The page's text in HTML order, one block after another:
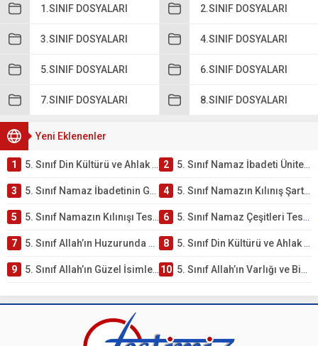
1.SINIF DOSYALARI 2.SINIF DOSYALARI
3.SINIF DOSYALARI 4.SINIF DOSYALARI
5.SINIF DOSYALARI 6.SINIF DOSYALARI
7.SINIF DOSYALARI 8.SINIF DOSYALARI
Yeni Eklenenler
1 5. Sınıf Din Kültürü ve Ahlak Bilgisi 2. Ünite: Namaz İbadeti Çalışmaları 2 5. Sınıf Namaz İbadeti Ünite Testi – Online Çöz
3 5. Sınıf Namaz İbadetinin Getirdiği Faydalar Testi 4 5. Sınıf Namazın Kılınış Şartları Testi
5 5. Sınıf Namazın Kılınışı Testi – Online Çöz 6 5. Sınıf Namaz Çeşitleri Testi – Online Çöz
7 5. Sınıf Allah’ın Huzurunda Olmak – Namaz İbadeti Testi 8 5. Sınıf Din Kültürü ve Ahlak Bilgisi 1. Ünite: Allah İnancı Çalışmaları
9 5. Sınıf Allah’ın Güzel İsimleri Testi – Online Çöz 10 5. Sınıf Allah’ın Varlığı ve Birliği Testi – Online Çöz